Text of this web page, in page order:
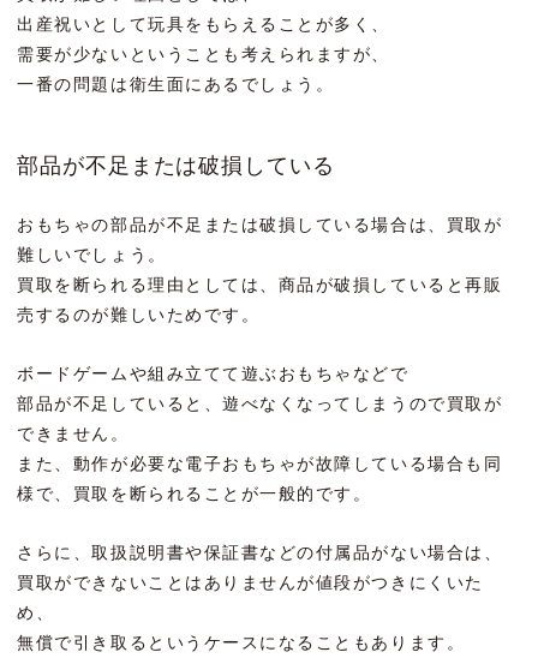
出産祝いとして玩具をもらえることが多く、
需要が少ないということも考えられますが、
一番の問題は衛生面にあるでしょう。
部品が不足または破損している
おもちゃの部品が不足または破損している場合は、買取が
難しいでしょう。
買取を断られる理由としては、商品が破損していると再販
売するのが難しいためです。
ボードゲームや組み立てて遊ぶおもちゃなどで
部品が不足していると、遊べなくなってしまうので買取が
できません。
また、動作が必要な電子おもちゃが故障している場合も同
様で、買取を断られることが一般的です。
さらに、取扱説明書や保証書などの付属品がない場合は、
買取ができないことはありませんが値段がつきにくいた
め、
無償で引き取るというケースになることもあります。